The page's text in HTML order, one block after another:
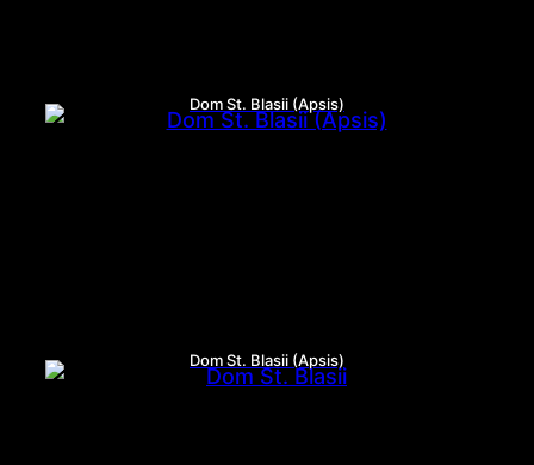
Dom St. Blasii (Apsis)
Dom St. Blasii (Apsis)